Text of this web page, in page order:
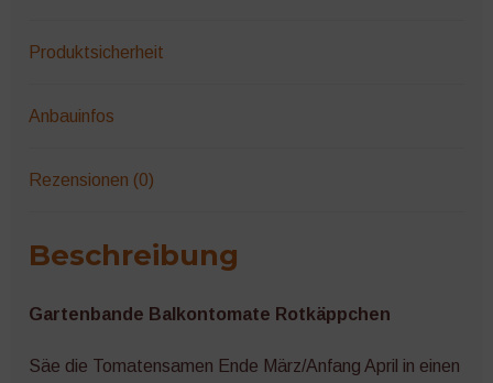
Produktsicherheit
Anbauinfos
Rezensionen (0)
Beschreibung
Gartenbande Balkontomate Rotkäppchen
Säe die Tomatensamen Ende März/Anfang April in einen